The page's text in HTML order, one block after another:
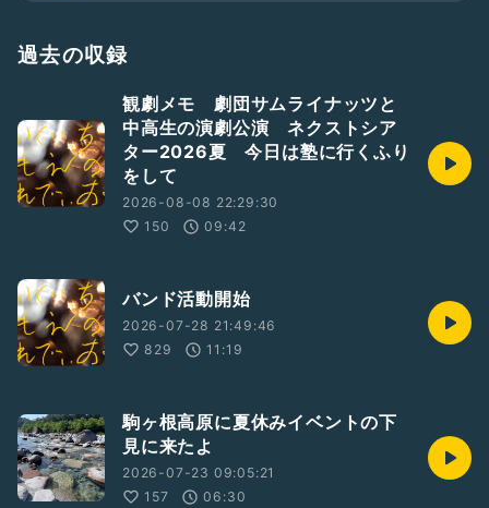
;tag=moenagano0e-22
過去の収録
観劇メモ 劇団サムライナッツと
中高生の演劇公演 ネクストシア
ター2026夏 今日は塾に行くふり
をして
2026-08-08 22:29:30
150
09:42
バンド活動開始
2026-07-28 21:49:46
829
11:19
駒ヶ根高原に夏休みイベントの下
見に来たよ
2026-07-23 09:05:21
157
06:30